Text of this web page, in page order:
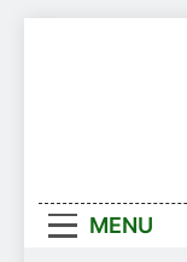
MENU